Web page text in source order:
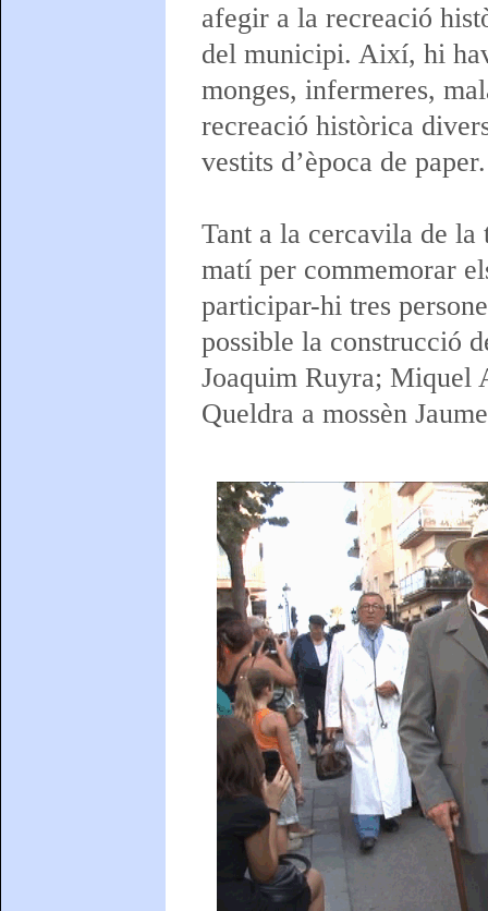
afegir a la recreació
del municipi. Així, hi
monges, infermeres,
recreació històrica
vestits d’època de paper.
Tant a la cercavila de
matí per commemorar
participar-hi tres
possible la construcció
Joaquim Ruyra; Miquel
Queldra a mossèn